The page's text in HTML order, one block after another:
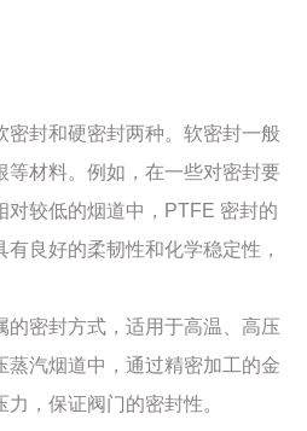
密封和硬密封两种。软密封一般
等材料。例如，在一些对密封要
对较低的烟道中，PTFE 密封的
良好的柔韧性和化学稳定性，
的密封方式，适用于高温、高压
蒸汽烟道中，通过精密加工的金
，保证阀门的密封性。